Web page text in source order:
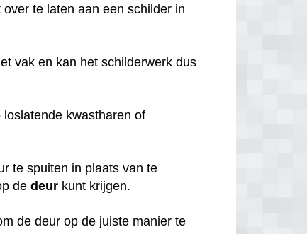
te laten aan een schilder in
vak en kan het schilderwerk dus
kwastharen of
te spuiten in plaats van te
dedeur kunt krijgen.
de deur op de juiste manier te